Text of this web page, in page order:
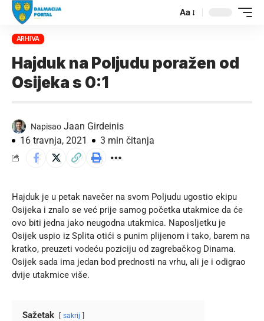
Aa
ARHIVA
Hajduk na Poljudu poražen od
Osijeka s 0:1
Napisao Jaan Girdeinis
16 travnja, 2021
3 min čitanja
Hajduk je u petak navečer na svom Poljudu ugostio ekipu
Osijeka i znalo se već prije samog početka utakmice da će
ovo biti jedna jako neugodna utakmica. Naposljetku je
Osijek uspio iz Splita otići s punim plijenom i tako, barem na
kratko, preuzeti vodeću poziciju od zagrebačkog Dinama.
Osijek sada ima jedan bod prednosti na vrhu, ali je i odigrao
dvije utakmice više.
Sažetak sakrij